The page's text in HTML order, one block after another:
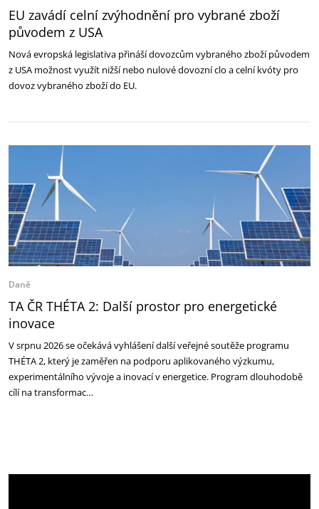
EU zavádí celní zvýhodnění pro vybrané zboží
původem z USA
Nová evropská legislativa přináší dovozcům vybraného zboží původem
z USA možnost využít nižší nebo nulové dovozní clo a celní kvóty pro
dovoz vybraného zboží do EU.
Daně
TA ČR THÉTA 2: Další prostor pro energetické
inovace
V srpnu 2026 se očekává vyhlášení další veřejné soutěže programu
THÉTA 2, který je zaměřen na podporu aplikovaného výzkumu,
experimentálního vývoje a inovací v energetice. Program dlouhodobě
cílí na transformac…